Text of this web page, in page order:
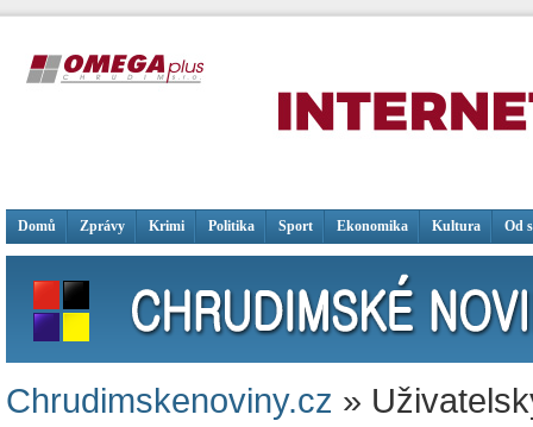
Domů Zprávy Krimi Politika Sport Ekonomika Kultura Od
Chrudimskenoviny.cz »